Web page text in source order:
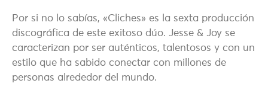
Por si no lo sabías, «Cliches» es la sexta producción
discográfica de este exitoso dúo. Jesse & Joy se
caracterizan por ser auténticos, talentosos y con un
estilo que ha sabido conectar con millones de
personas alrededor del mundo.